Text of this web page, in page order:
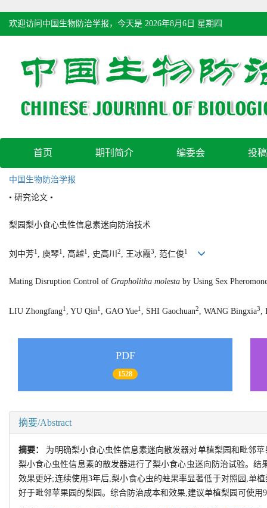
欢迎访问中国生物防治学报，今天是 2026年8月6日 星期四
首页 期刊简介 编委会 投
中国生物防治学报
• 研究论文 •
梨园梨小食心虫性信息素迷向防治技术
刘中芳1 , 庾琴1 , 高越1 , 史高川 2, 王冰霞3, 范仁俊1
Mating Disruption Control of Grapholitha molesta by Using Sex
LIU Zhongfang1 , YU Qin1 , GAO Yue1 , SHI Gaochuan2 , WANG Bingxia3
PDF
1528
摘要/Abstract
摘要： 为明确梨小食心虫性信息素迷向散发器对单植梨园和毗邻
梨小食心虫性信息素的散发器进行了梨小食心虫迷向防治试验。结
效果更好;连续使用3年后,梨小食心虫的蛀果率显著低于对照园,单
好于毗邻苹果园的梨园。综合防治成本和效果,建议单植梨园可使用